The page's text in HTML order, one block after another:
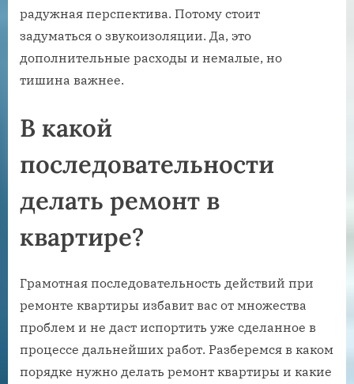
радужная перспектива. Потому стоит
задуматься о звукоизоляции. Да, это
дополнительные расходы и немалые, но
тишина важнее.
В какой
последовательности
делать ремонт в
квартире?
Грамотная последовательность действий при
ремонте квартиры избавит вас от множества
проблем и не даст испортить уже сделанное в
процессе дальнейших работ. Разберемся в каком
порядке нужно делать ремонт квартиры и какие